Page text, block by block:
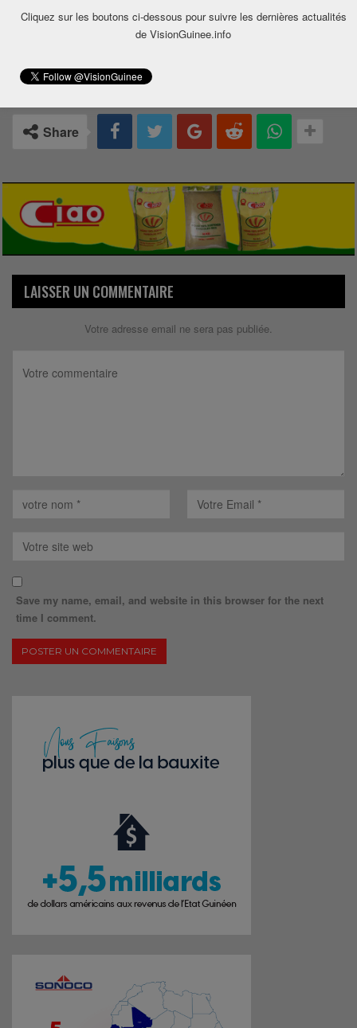
0
Share
LAISSER UN COMMENTAIRE
Votre adresse email ne sera pas publiée.
Save my name, email, and website in this browser for the next
time I comment.
Cliquez sur les boutons ci-dessous pour suivre les dernières actualités
de VisionGuinee.info